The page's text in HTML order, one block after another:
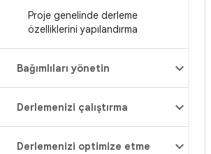
Proje genelinde derleme
özelliklerini yapılandırma
Bağımlıları yönetin
Derlemenizi çalıştırma
Derlemenizi optimize etme